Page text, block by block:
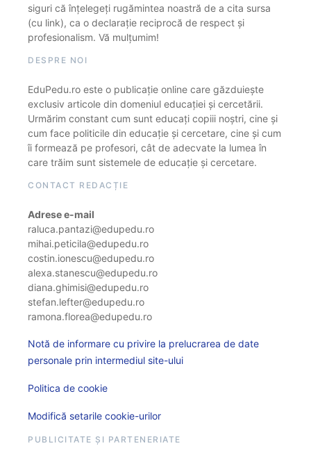
siguri că înțelegeți rugămintea noastră de a cita sursa
(cu link), ca o declarație reciprocă de respect și
profesionalism. Vă mulțumim!
DESPRE NOI
EduPedu.ro este o publicație online care găzduiește
exclusiv articole din domeniul educației și cercetării.
Urmărim constant cum sunt educați copiii noștri, cine și
cum face politicile din educație și cercetare, cine și cum
îi formează pe profesori, cât de adecvate la lumea în
care trăim sunt sistemele de educație și cercetare.
CONTACT REDACȚIE
Adrese e-mail
raluca.pantazi@edupedu.ro
mihai.peticila@edupedu.ro
costin.ionescu@edupedu.ro
alexa.stanescu@edupedu.ro
diana.ghimisi@edupedu.ro
stefan.lefter@edupedu.ro
ramona.florea@edupedu.ro
Notă de informare cu privire la prelucrarea de date
personale prin intermediul site-ului
Politica de cookie
Modifică setarile cookie-urilor
PUBLICITATE ȘI PARTENERIATE